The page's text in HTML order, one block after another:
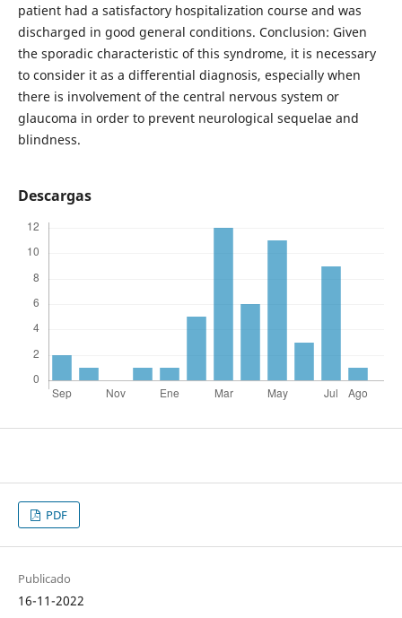
patient had a satisfactory hospitalization course and was
discharged in good general conditions. Conclusion: Given
the sporadic characteristic of this syndrome, it is necessary
to consider it as a differential diagnosis, especially when
there is involvement of the central nervous system or
glaucoma in order to prevent neurological sequelae and
blindness.
Descargas
PDF
Publicado
16-11-2022